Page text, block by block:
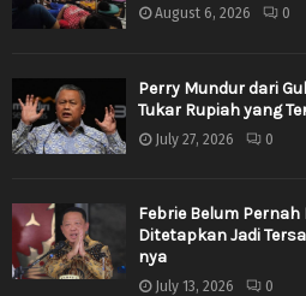
August 6, 2026 0
Perry Mundur dari
Tukar Rupiah yang
July 27, 2026 0
Febrie Belum
Ditetapkan Jadi
nya
July 13, 2026 0